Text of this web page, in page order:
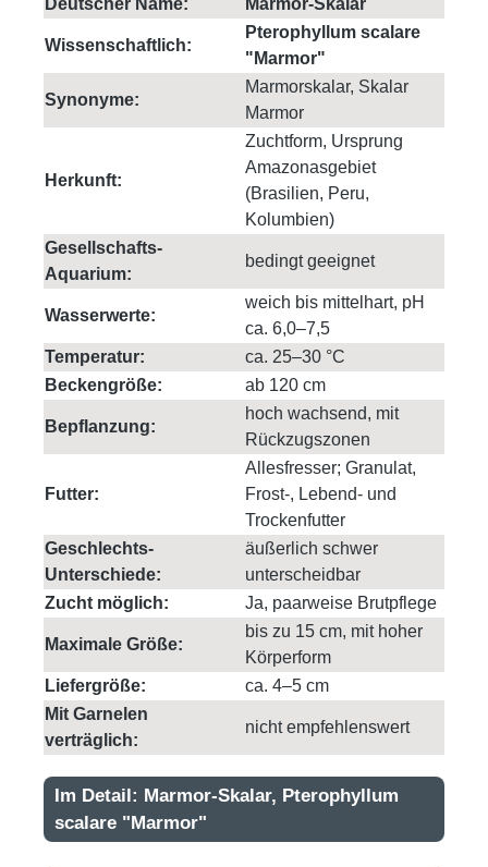
Deutscher Name: Marmor-Skalar
Wissenschaftlich:
Pterophyllum scalare
"Marmor"
Synonyme:
Marmorskalar, Skalar
Marmor
Herkunft:
Zuchtform, Ursprung
Amazonasgebiet
(Brasilien, Peru,
Kolumbien)
Gesellschafts-
Aquarium:
bedingt geeignet
Wasserwerte:
weich bis mittelhart, pH
ca. 6,0–7,5
Temperatur:
ca. 25–30 °C
Beckengröße:
ab 120 cm
Bepflanzung:
hoch wachsend, mit
Rückzugszonen
Futter:
Allesfresser; Granulat,
Frost-, Lebend- und
Trockenfutter
Geschlechts-
Unterschiede:
äußerlich schwer
unterscheidbar
Zucht möglich:
Ja, paarweise Brutpflege
Maximale Größe:
bis zu 15 cm, mit hoher
Körperform
Liefergröße:
ca. 4–5 cm
Mit Garnelen
verträglich:
nicht empfehlenswert
Im Detail: Marmor-Skalar, Pterophyllum
scalare "Marmor"